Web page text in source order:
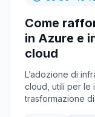
Come
in Azure e
cloud
L’adozione di
cloud, utili per le
trasformazione